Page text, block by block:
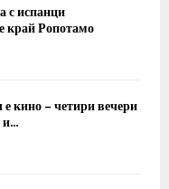
с испанци
край Ропотамо
кино – четири вечери